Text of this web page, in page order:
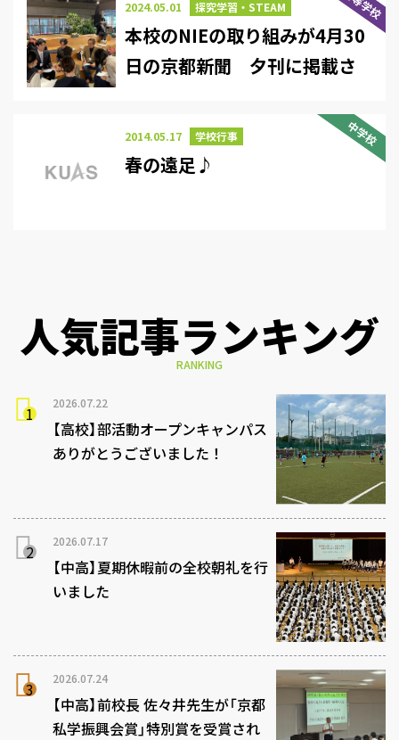
2024.05.01 探究学習・STEAM
本校のNIEの取り組みが4月30
日の京都新聞 夕刊に掲載さ
中学校
2014.05.17 学校行事
春の遠足♪
人気記事ランキング
RANKING
2026.07.22
【高校】部活動オープンキャンパス
ありがとうございました！
2026.07.17
【中高】夏期休暇前の全校朝礼を行
いました
2026.07.24
【中高】前校長 佐々井先生が「京都
私学振興会賞」特別賞を受賞され